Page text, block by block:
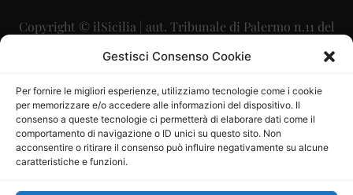
Gestisci Consenso Cookie
Per fornire le migliori esperienze, utilizziamo tecnologie come i cookie
per memorizzare e/o accedere alle informazioni del dispositivo. Il
consenso a queste tecnologie ci permetterà di elaborare dati come il
comportamento di navigazione o ID unici su questo sito. Non
acconsentire o ritirare il consenso può influire negativamente su alcune
caratteristiche e funzioni.
Copyright © ilSicilia | aut. Tribunale di Palermo n.11 del
29/09/2015
Direttore Editoriale: Maurizio Scaglione
Direttore Responsabile: Maria Calabrese